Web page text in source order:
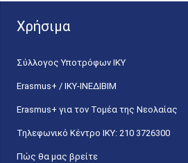
Χρήσιμα
Σύλλογος Υποτρόφων ΙΚΥ
Erasmus+ / ΙΚΥ-ΙΝΕΔΙΒΙΜ
Erasmus+ για τον Τομέα της Νεολαίας
Τηλεφωνικό Κέντρο IKY: 210 3726300
Πώς θα μας βρείτε